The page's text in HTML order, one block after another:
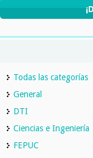
Todas las categorías
General
DTI
Ciencias e Ingeniería
FEPUC